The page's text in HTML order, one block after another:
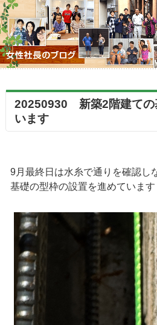
20250930 新築2階建ての
います
9月最終日は水糸で通りを確認し
基礎の型枠の設置を進めています